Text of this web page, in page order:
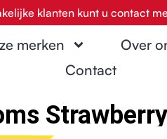
klanten kunt u contact
merken Over
Contact
Strawberry